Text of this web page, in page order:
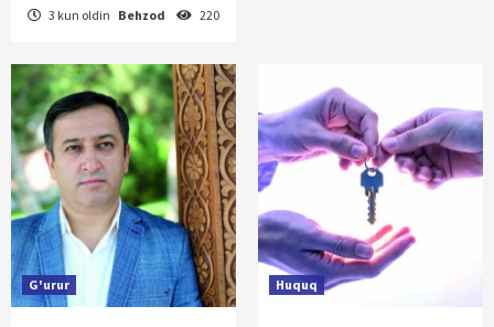
3 kun oldin Behzod 220
G'urur Huquq